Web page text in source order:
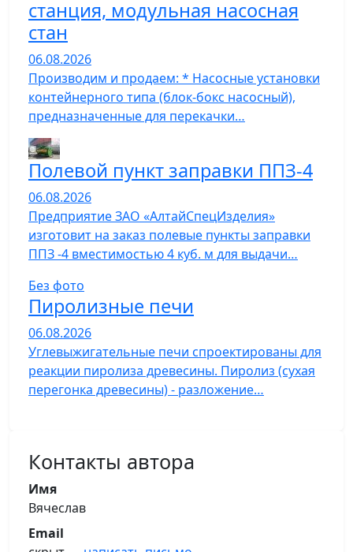
станция, модульная насосная
стан
06.08.2026
Производим и продаем: * Насосные установки
контейнерного типа (блок-бокс насосный),
предназначенные для перекачки…
Полевой пункт заправки ППЗ-4
06.08.2026
Предприятие ЗАО «АлтайСпецИзделия»
изготовит на заказ полевые пункты заправки
ППЗ -4 вместимостью 4 куб. м для выдачи…
Без фото
Пиролизные печи
06.08.2026
Углевыжигательные печи спроектированы для
реакции пиролиза древесины. Пиролиз (сухая
перегонка древесины) - разложение…
Контакты автора
Имя
Вячеслав
Email